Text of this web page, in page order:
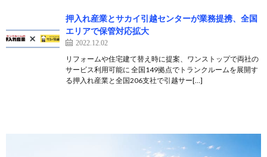
押入れ産業とサカイ引越センターが業務提携、全国
エリアで保管対応拡大
2022.12.02
リフォームや住宅建て替え時に提案、ワンストップで両社の
サービス利用可能に 全国149拠点でトランクルームを展開す
る押入れ産業と全国206支社で引越サー[…]